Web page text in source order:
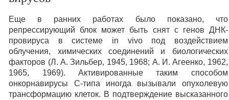
Еще в ранних работах было показано, что
репрессирующий блок может быть снят с генов ДНК-
провируса в системе in vivo под воздействием
облучения, химических соединений и биологических
факторов (Л. А. Зильбер, 1945, 1968; А. И. Агеенко, 1962,
1965, 1969). Активированные таким способом
онкорнавирусы С-типа иногда вызывали опухолевую
трансформацию клеток. В подтверждение высказанного